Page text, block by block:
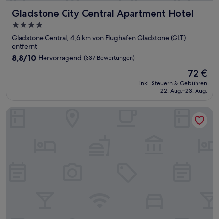
Gladstone City Central Apartment Hotel
Gladstone City Central Apartment Hotel
4.0-
Sterne-
Unterkunft
Gladstone Central, 4,6 km von Flughafen Gladstone (GLT)
entfernt
8.8
8,8/10 Hervorragend (337 Bewertungen)
Der
Preis
beträgt
72 €
inkl. Steuern & Gebühren
22. Aug.–23. Aug.
Gladstone Reef Hotel Motel